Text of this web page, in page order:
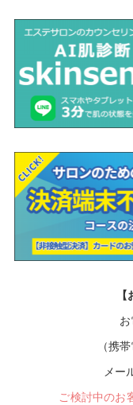
（携
メー
ご検討中のお